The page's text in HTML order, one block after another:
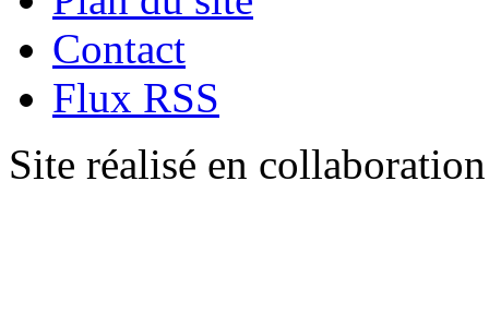
Contact
Flux RSS
Site réalisé en